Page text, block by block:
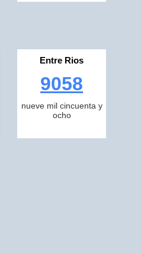
Entre Rios
9058
nueve mil cincuenta y
ocho